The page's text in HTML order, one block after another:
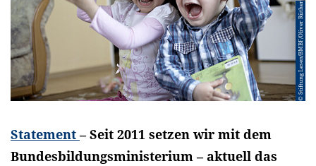
© Stiftung Lesen/BMBF/Oliver Rüther
Statement– Seit 2011 setzen wir mit dem
Bundesbildungsministerium – aktuell das